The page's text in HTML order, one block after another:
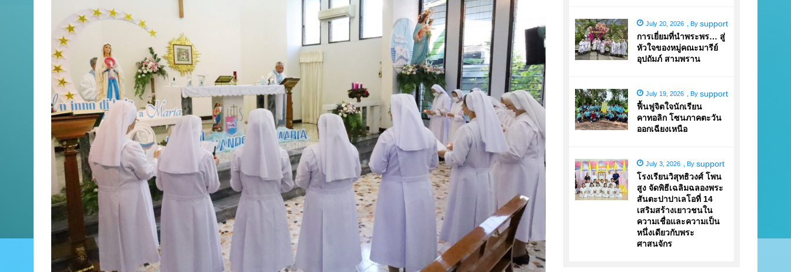
July 20, 2026 By support
การเยี่ยมที่นำพระพร… สู่
หัวใจของหมู่คณะมารีย์
อุปถัมภ์ สามพราน
July 19, 2026 By support
ฟื้นฟูจิตใจนักเรียน
คาทอลิก โซนภาคตะวัน
ออกเฉียงเหนือ
July 3, 2026 By support
โรงเรียนวิสุทธิวงศ์ โพน
สูง จัดพิธีเฉลิมฉลองพระ
สันตะปาปาเลโอที่ 14
เสริมสร้างเยาวชนใน
ความเชื่อและความเป็น
หนึ่งเดียวกับพระ
ศาสนจักร